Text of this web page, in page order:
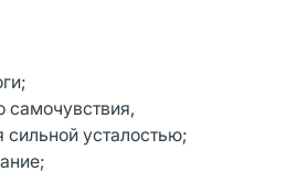
самочувствия,
усталостью;